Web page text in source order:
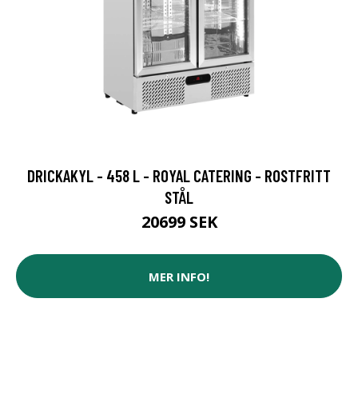
DRICKAKYL - 458 L - ROYAL CATERING - ROSTFRITT
STÅL
20699 SEK
MER INFO!